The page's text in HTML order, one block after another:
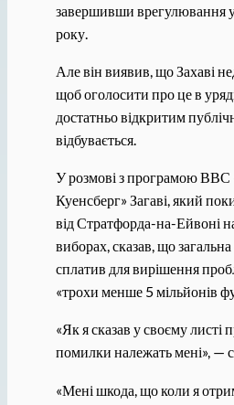
завершивши врегулювання
року.
Але він виявив, що Захаві
щоб оголосити про це в
достатньо відкритим
відбувається.
У розмові з програмою ВВС
Куенсберг» Загаві, який
від Стратфорда-на-Ейвоні
виборах, сказав, що загальна
сплатив для вирішення
«трохи менше 5 мільйонів
«Як я сказав у своєму листі
помилки належать мені», —
«Мені шкода, що коли я